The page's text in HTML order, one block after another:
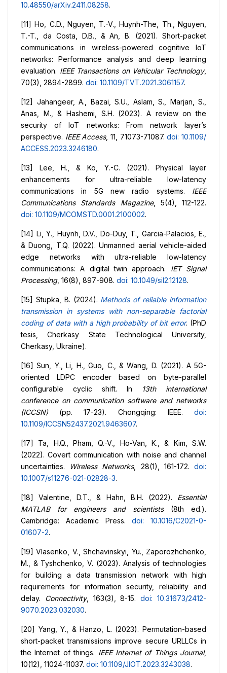
10.48550/arXiv.2411.08258.
[11] Ho, C.D., Nguyen, T.-V., Huynh-The, Th., Nguyen,
T.-T., da Costa, D.B., & An, B. (2021). Short-packet
communications in wireless-powered cognitive IoT
networks: Performance analysis and deep learning
evaluation. IEEE Transactions on Vehicular Technology,
70(3), 2894-2899. doi: 10.1109/TVT.2021.3061157.
[12] Jahangeer, A., Bazai, S.U., Aslam, S., Marjan, S.,
Anas, M., & Hashemi, S.H. (2023). A review on the
security of IoT networks: From network layer’s
perspective. IEEE Access, 11, 71073-71087.doi: 10.1109/
ACCESS.2023.3246180.
[13] Lee, H., & Ko, Y.-C. (2021). Physical layer
enhancements for ultra-reliable low-latency
communications in 5G new radio systems. IEEE
Communications Standards Magazine, 5(4), 112-122.
doi: 10.1109/MCOMSTD.0001.2100002.
[14] Li, Y., Huynh, D.V., Do-Duy, T., Garcia-Palacios, E.,
& Duong, T.Q. (2022). Unmanned aerial vehicle-aided
edge networks with ultra-reliable low-latency
communications: A digital twin approach. IET Signal
Processing, 16(8), 897-908. doi: 10.1049/sil2.12128.
[15] Stupka, B. (2024). Methods of reliable information
transmission in systems with non-separable factorial
coding of data with a high probability of bit error. (PhD
tesis, Cherkasy State Technological University,
Cherkasy, Ukraine).
[16] Sun, Y., Li, H., Guo, C., & Wang, D. (2021). A 5G-
oriented LDPC encoder based on byte-parallel
configurable cyclic shift. In
13th international
conference on communication software and networks
(ICCSN)(pp. 17-23). Chongqing: IEEE. doi:
10.1109/ICCSN52437.2021.9463607.
[17] Ta, H.Q., Pham, Q.-V., Ho-Van, K., & Kim, S.W.
(2022). Covert communication with noise and channel
uncertainties.
Wireless Networks, 28(1), 161-172.doi:
10.1007/s11276-021-02828-3.
[18] Valentine, D.T., & Hahn, B.H. (2022). Essential
MATLAB for engineers and scientists(8th ed.).
Cambridge: Academic Press.doi: 10.1016/C2021-0-
01607-2.
[19] Vlasenko, V., Shchavinskyi, Yu., Zaporozhchenko,
M., & Tyshchenko, V. (2023). Analysis of technologies
for building a data transmission network with high
requirements for information security, reliability and
delay. Connectivity, 163(3), 8-15.doi: 10.31673/2412-
9070.2023.032030.
[20] Yang, Y., & Hanzo, L. (2023). Permutation-based
short-packet transmissions improve secure URLLCs in
the Internet of things. IEEE Internet of Things Journal,
10(12), 11024-11037. doi: 10.1109/JIOT.2023.3243038.